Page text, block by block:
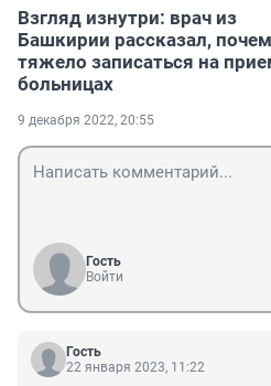
Взгляд изнутри: врач из
Башкирии рассказал,
тяжело записаться на
больницах
9 декабря 2022, 20:55
Гость
Войти
Гость
22 января 2023, 11:22